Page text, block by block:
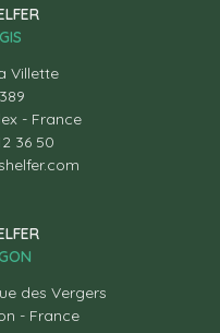
Villette
- France
36 50
des Vergers
- France